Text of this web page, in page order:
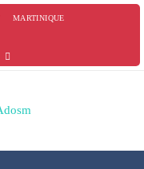
MARTINIQUE